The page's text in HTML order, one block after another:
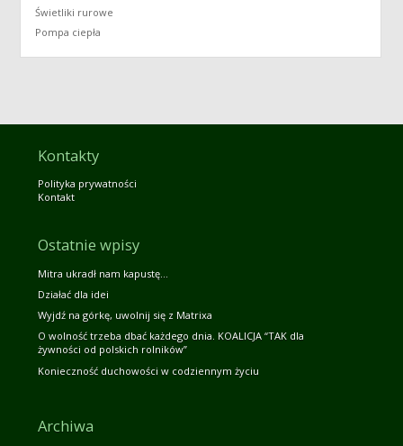
Świetliki rurowe
Pompa ciepła
Kontakty
Polityka prywatności
Kontakt
Ostatnie wpisy
Mitra ukradł nam kapustę…
Działać dla idei
Wyjdź na górkę, uwolnij się z Matrixa
O wolność trzeba dbać każdego dnia. KOALICJA “TAK dla
żywności od polskich rolników”
Konieczność duchowości w codziennym życiu
Archiwa